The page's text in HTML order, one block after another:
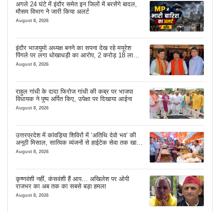
अगले 24 घंटे में इंदौर समेत इन जिलों में बरसेंगे बादल,
मौसम विभाग ने जारी किया अलर्ट
August 8, 2026
इंदौर भाजयुमो अध्यक्ष बनने का सपना देख रहे मयूरेश
पिंगले पर लगा धोखाधड़ी का आरोप, 2 करोड़ 18 लाख
लेने के बाद भी नहीं दिया जमीन का कब्जा
August 8, 2026
राहुल गांधी के दादा फिरोज गांधी की कब्र पर भाजपा
विधायक ने पुष्प अर्पित किए, उपेक्षा पर दिखाया आईना
August 8, 2026
उत्तरप्रदेश में कांवड़िया शिविरों में ‘अतिथि देवो भव’ की
अनूठी मिसाल, सात्विक व्यंजनों से हाईटेक सेवा तक खास
इंतजाम
August 8, 2026
कृष्णवंशी नहीं, कंसवंशी हैं आप… अखिलेश पर ओपी
राजभर का अब तक का सबसे बड़ा हमला
August 8, 2026